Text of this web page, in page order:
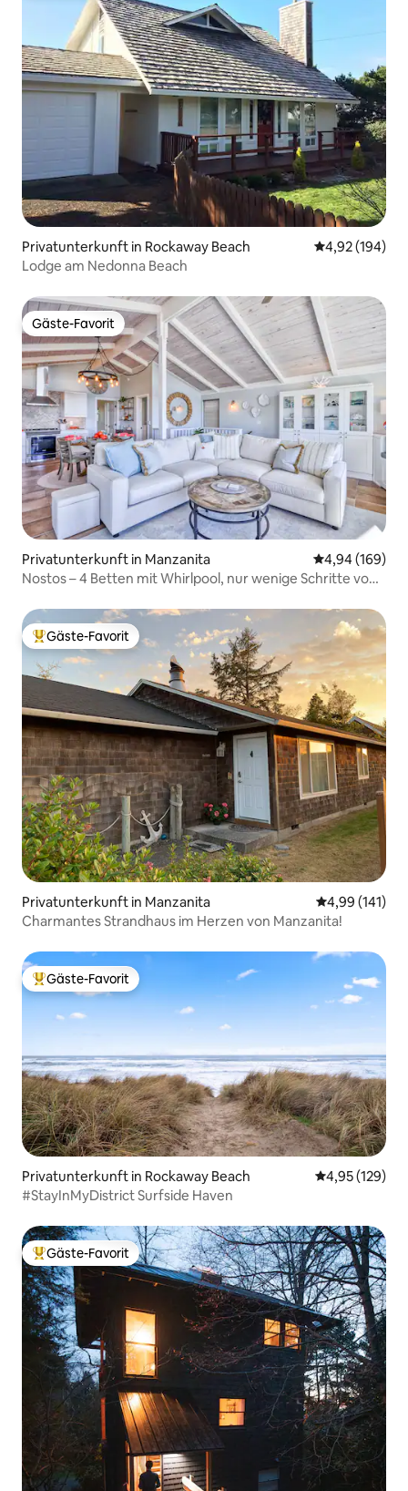
Privatunterkunft in Rockaway Beach
4,92 (194)
Lodge am Nedonna Beach
Gäste-Favorit
Gäste-Favorit
Privatunterkunft in Manzanita
4,94 (169)
Nostos – 4 Betten mit Whirlpool, nur wenige Schritte vom
Beliebter Gäste-Favorit.
Gäste-Favorit
Privatunterkunft in Manzanita
4,99 (141)
Charmantes Strandhaus im Herzen von Manzanita!
Beliebter Gäste-Favorit.
Gäste-Favorit
Privatunterkunft in Rockaway Beach
4,95 (129)
#StayInMyDistrict Surfside Haven
Beliebter Gäste-Favorit.
Gäste-Favorit